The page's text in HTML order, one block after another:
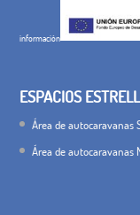
información
ESPACIOS
Área de autocaravanas
Área de autocaravanas